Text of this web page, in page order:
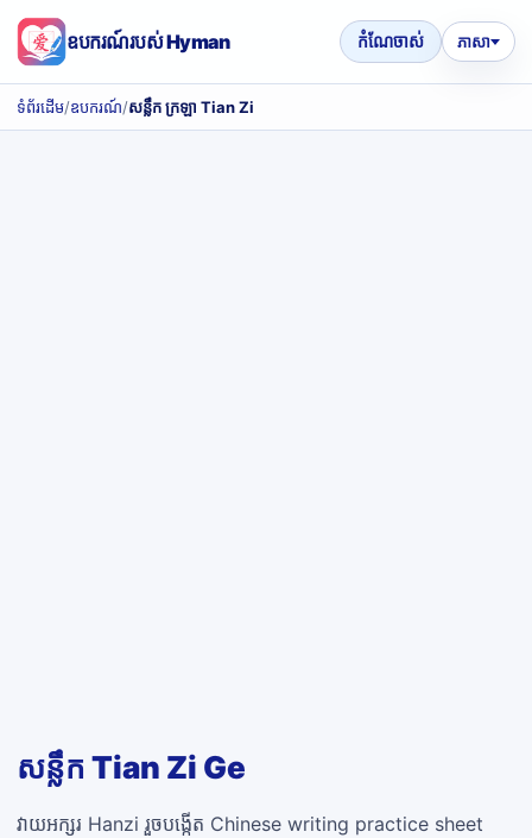
ឧបករណ៍របស់ Hyman កំណែចាស់ ភាសា
ទំព័រដើម/ឧបករណ៍/សន្លឹក ក្រឡា Tian Zi
សន្លឹក Tian Zi Ge
វាយអក្សរ Hanzi រួចបង្កើត Chinese writing practice sheet